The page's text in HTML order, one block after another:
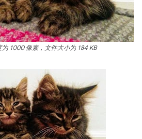
为 1000 像素，文件大小为 184 KB